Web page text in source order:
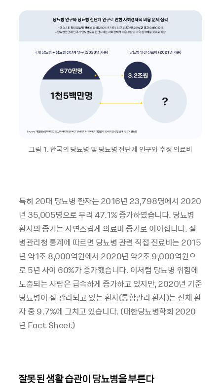
그림 1. 한국의 당뇨병 및 당뇨병 전단계 인구와 추정 의료비
특히 20대 당뇨병 환자는 2016년 23,798명에서 2020
년 35,005명으로 무려 47.1% 증가하였습니다. 당뇨병
환자의 증가는 자연스럽게 의료비 증가로 이어집니다. 질
병관리청 통계에 따르면 당뇨병 관련 직접 진료비는 2015
년 약1조 8,000억원에서 2020년 약2조 9,000억원으
로 5년 사이 60%가 증가했습니다. 이처럼 당뇨병 위험에
노출되는 사람은 급속하게 증가하고 있지만, 2020년 기준
당뇨병이 잘 관리되고 있는 환자(통합관리 환자)는 전체 환
자 중 9.7%에 그치고 있습니다. (대한당뇨병학회 2020
년 Fact Sheet)
잘못된 생활 습관이 당뇨병을 부른다